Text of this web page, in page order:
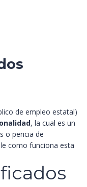
de empleo estatal)
, la cual es un
o pericia de
como funciona esta